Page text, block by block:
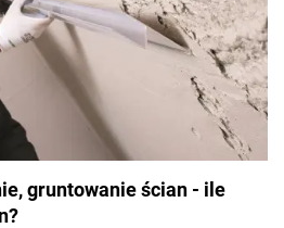
gruntowanie ścian - ile